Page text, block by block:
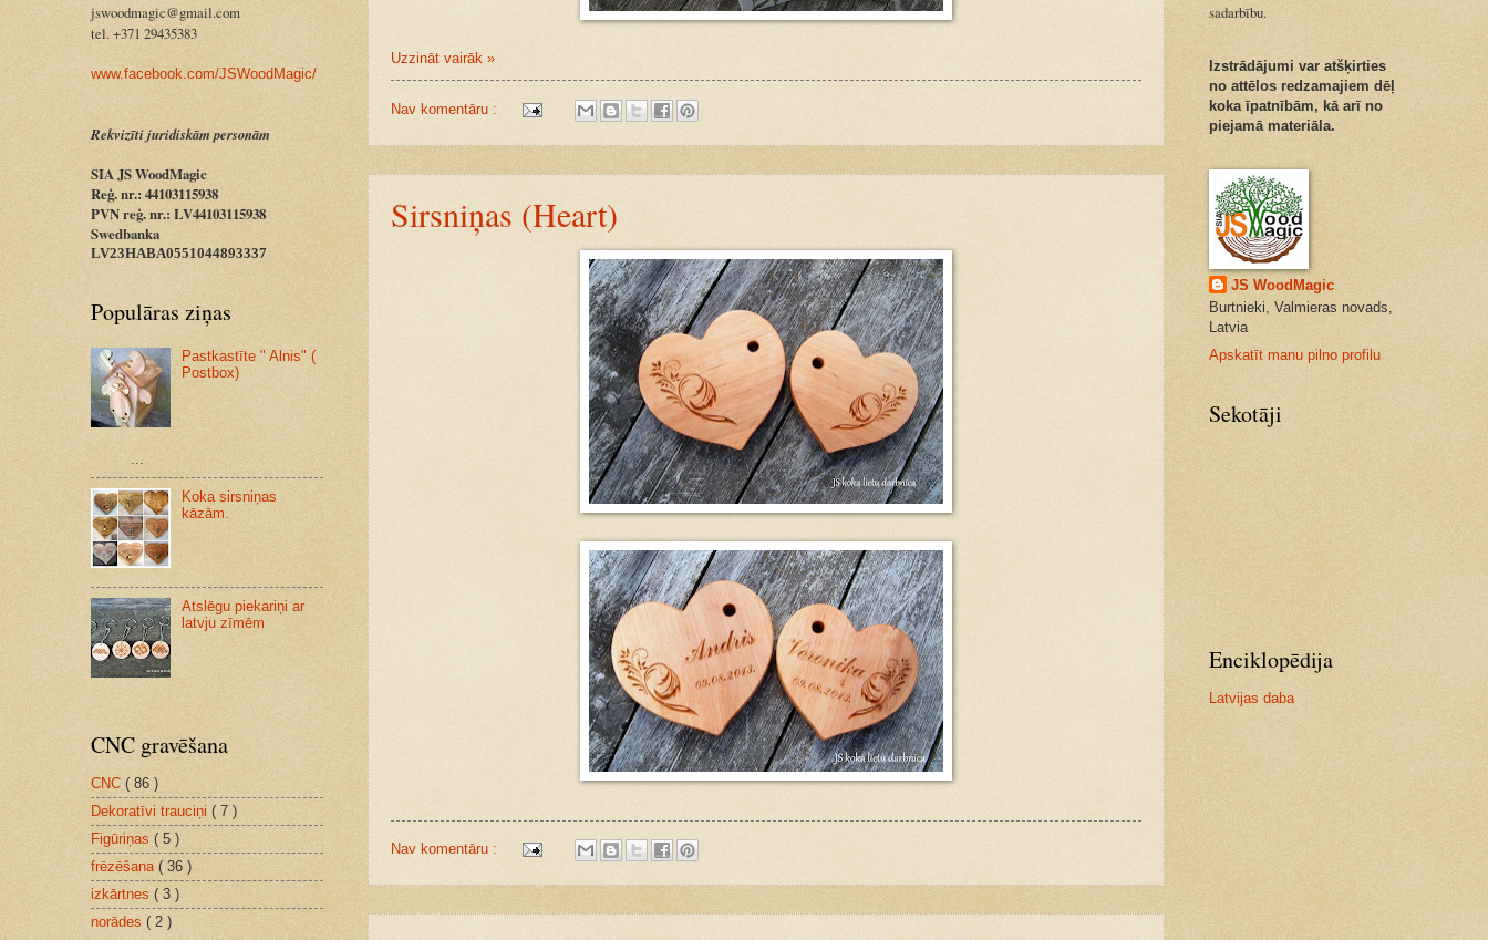
Uzzināt vairāk »
Nav komentāru :
Sirsniņas (Heart)
Nav komentāru :
jswoodmagic@gmail.com
tel. +371 29435383
www.facebook.com/JSWoodMagic/
Rekvizīti juridiskām personām
SIA JS WoodMagic
Reģ. nr.: 44103115938
PVN reģ. nr.: LV44103115938
Swedbanka
LV23HABA0551044893337
Populāras ziņas
Pastkastīte " Alnis" (
Postbox)
Koka sirsniņas
kāzām.
Atslēgu piekariņi ar
latvju zīmēm
CNC gravēšana
CNC ( 86 )
Dekoratīvi trauciņi ( 7 )
Figūriņas ( 5 )
frēzēšana ( 36 )
izkārtnes ( 3 )
norādes ( 2 )
sadarbību.
Izstrādājumi var atšķirties
no attēlos redzamajiem dēļ
koka īpatnībām, kā arī no
piejamā materiāla.
JS WoodMagic
Burtnieki, Valmieras novads,
Latvia
Apskatīt manu pilno profilu
Sekotāji
Enciklopēdija
Latvijas daba